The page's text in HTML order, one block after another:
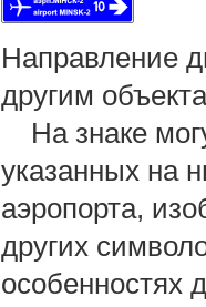
Направление
другим
На знаке
указанных на
аэропорта,
других
особенностях